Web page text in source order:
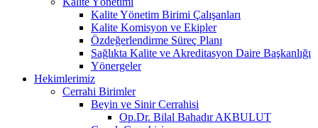
Kalite Yönetim Birimi Çalışanları
Kalite Komisyon ve Ekipler
Özdeğerlendirme Süreç Planı
Sağlıkta Kalite ve Akreditasyon Daire Başkanlığı
Yönergeler
Hekimlerimiz
Cerrahi Birimler
Beyin ve Sinir Cerrahisi
Op.Dr. Bilal Bahadır AKBULUT